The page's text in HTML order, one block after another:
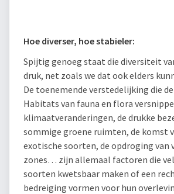
Hoe diverser, hoe stabieler:
Spijtig genoeg staat die diversiteit
druk, net zoals we dat ook elders
De toenemende verstedelijking die
Habitats van fauna en flora
klimaatveranderingen, de drukke
sommige groene ruimten, de komst
exotische soorten, de opdroging van
zones… zijn allemaal factoren die
soorten kwetsbaar maken of een
bedreiging vormen voor hun